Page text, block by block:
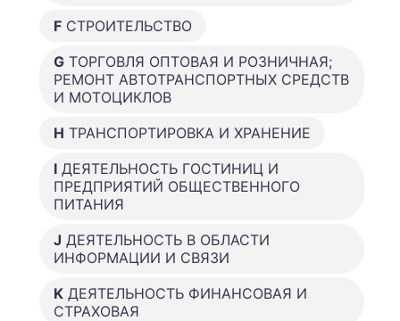
F СТРОИТЕЛЬСТВО
G ТОРГОВЛЯ ОПТОВАЯ И РОЗНИЧНАЯ;
РЕМОНТ АВТОТРАНСПОРТНЫХ СРЕДСТВ
И МОТОЦИКЛОВ
H ТРАНСПОРТИРОВКА И ХРАНЕНИЕ
I ДЕЯТЕЛЬНОСТЬ ГОСТИНИЦ И
ПРЕДПРИЯТИЙ ОБЩЕСТВЕННОГО
ПИТАНИЯ
J ДЕЯТЕЛЬНОСТЬ В ОБЛАСТИ
ИНФОРМАЦИИ И СВЯЗИ
K ДЕЯТЕЛЬНОСТЬ ФИНАНСОВАЯ И
СТРАХОВАЯ